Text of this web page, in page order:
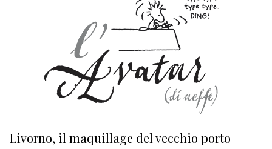
Livorno, il maquillage del vecchio porto